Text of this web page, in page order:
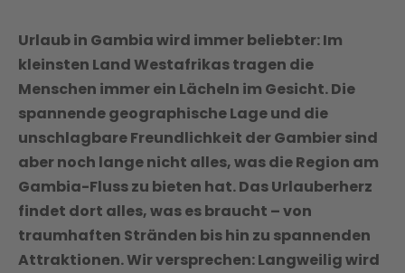
Urlaub in Gambia wird immer beliebter: Im
kleinsten Land Westafrikas tragen die
Menschen immer ein Lächeln im Gesicht. Die
spannende geographische Lage und die
unschlagbare Freundlichkeit der Gambier sind
aber noch lange nicht alles, was die Region am
Gambia-Fluss zu bieten hat. Das Urlauberherz
findet dort alles, was es braucht – von
traumhaften Stränden bis hin zu spannenden
Attraktionen. Wir versprechen: Langweilig wird